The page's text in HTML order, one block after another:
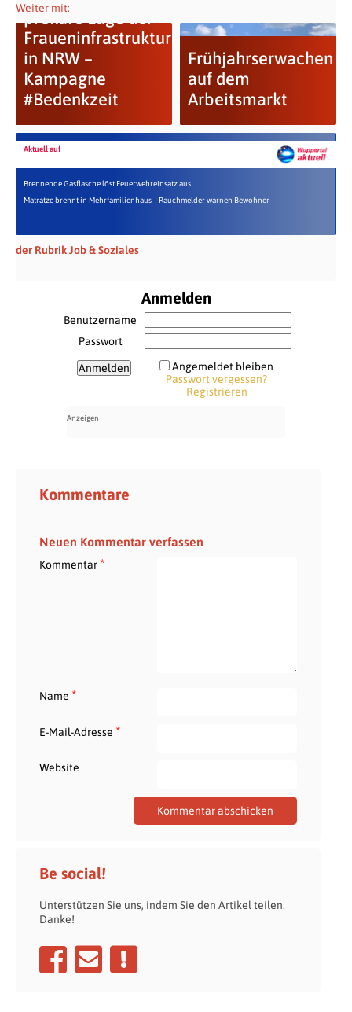
Weiter mit:
prekäre Lage der
Fraueninfrastruktur
in NRW –
Kampagne
#Bedenkzeit
Frühjahrserwachen
auf dem
Arbeitsmarkt
Aktuell auf
Brennende Gasflasche löst Feuerwehreinsatz aus
Matratze brennt in Mehrfamilienhaus – Rauchmelder warnen Bewohner
der Rubrik Job & Soziales
Anmelden
Benutzername
Passwort
Angemeldet bleiben
Passwort vergessen?
Registrieren
Kommentare
Neuen Kommentar verfassen
Kommentar*
Name *
E-Mail-Adresse *
Website
Be social!
Unterstützen Sie uns, indem Sie den Artikel teilen.
Danke!